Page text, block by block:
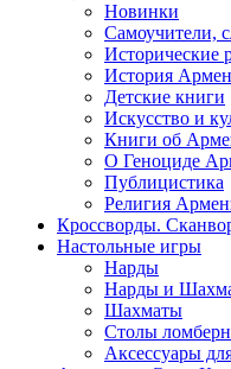
Новинки
Самоучители,
Исторические
История
Детские книги
Иcкусство и
Книги об
О Геноциде
Публицистика
Религия
Кроссворды.
Настольные игры
Нарды
Нарды и
Шахматы
Столы
Аксессуары